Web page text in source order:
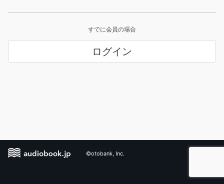
すでに会員の場合
ログイン
©otobank, Inc.